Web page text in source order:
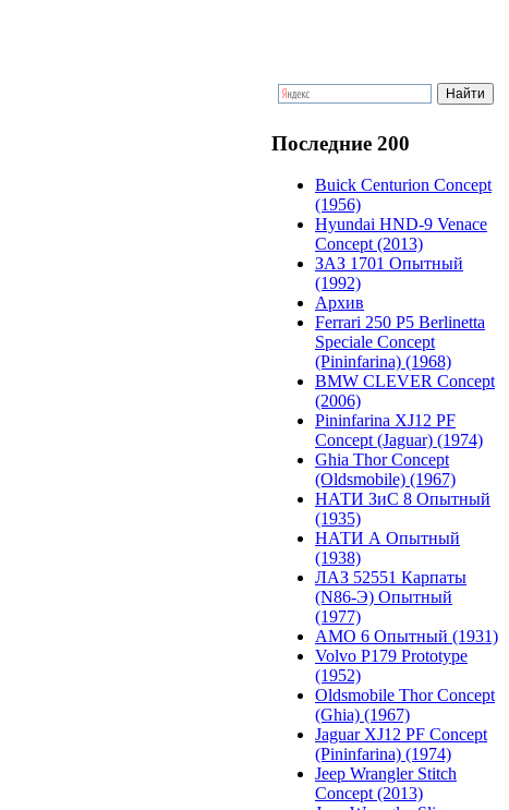
Последние 200
Buick Centurion Concept
(1956)
Hyundai HND-9 Venace
Concept (2013)
ЗАЗ 1701 Опытный
(1992)
Архив
Ferrari 250 P5 Berlinetta
Speciale Concept
(Pininfarina) (1968)
BMW CLEVER Concept
(2006)
Pininfarina XJ12 PF
Concept (Jaguar) (1974)
Ghia Thor Concept
(Oldsmobile) (1967)
НАТИ ЗиС 8 Опытный
(1935)
НАТИ А Опытный
(1938)
ЛАЗ 52551 Карпаты
(N86-Э) Опытный
(1977)
АМО 6 Опытный (1931)
Volvo P179 Prototype
(1952)
Oldsmobile Thor Concept
(Ghia) (1967)
Jaguar XJ12 PF Concept
(Pininfarina) (1974)
Jeep Wrangler Stitch
Concept (2013)